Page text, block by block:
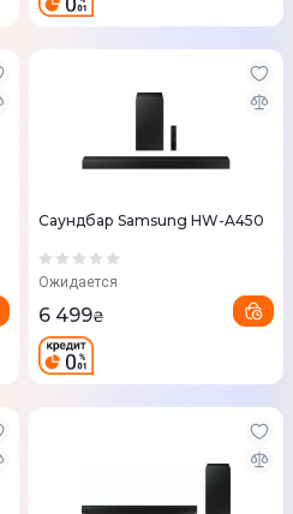
Саундбар Samsung HW-A450
Ожидается
6 499₴